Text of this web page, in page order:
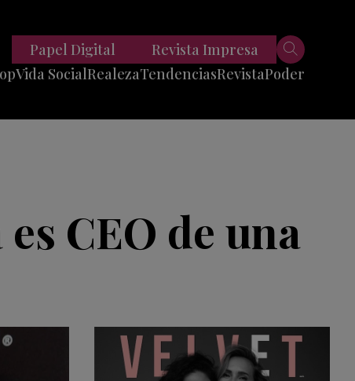
Vida SocialRealezaTendencias
Viajes
Tech
RevistaPoder
Papel Digital Revista Impresa
CEO de una